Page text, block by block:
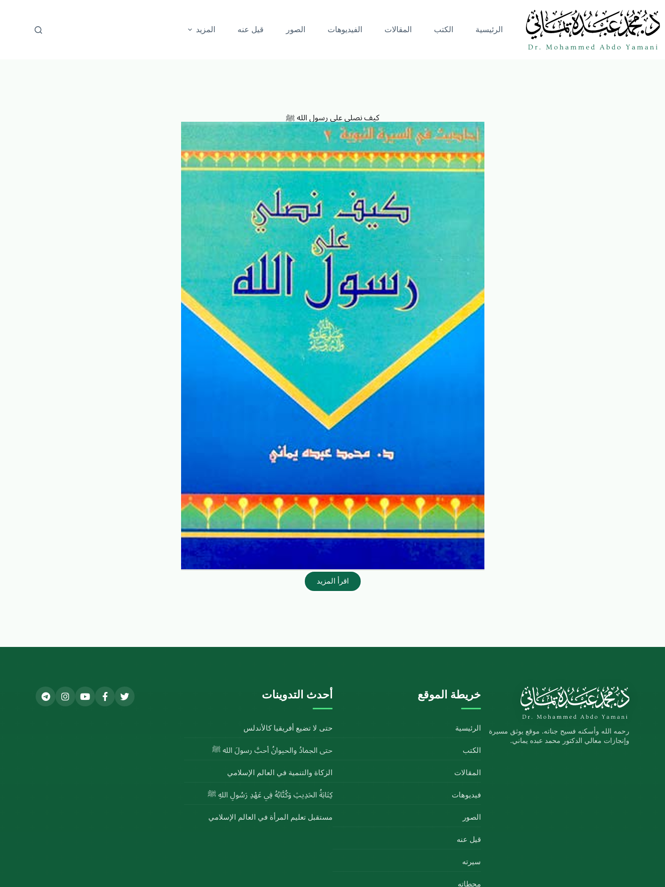
الرئيسية الكتب المقالات الفيديوهات الصور قيل عنه المزيد
كيف نصلي على رسول الله ﷺ
اقرأ المزيد
رحمه الله وأسكنه فسيح جناته. موقع يوثق مسيرة
وإنجازات معالي الدكتور محمد عبده يماني.
خريطة الموقع
الرئيسية
الكتب
المقالات
فيديوهات
الصور
قيل عنه
سيرته
محطاته
أحدث التدوينات
حتى لا تضيع أفريقيا كالأندلس
حتى الجمادُ والحيوانُ أحبَّ رسولَ الله ﷺ
الزكاة والتنمية في العالم الإسلامي
كِتَابَةُ الحَدِيثِ وَكُتَّابُهُ فِي عَهْدِ رَسُولِ اللهِ ﷺ
مستقبل تعليم المرأة في العالم الإسلامي